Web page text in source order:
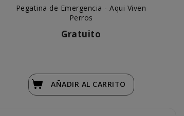
Pegatina de Emergencia - Aqui Viven
Perros
Gratuito
AÑADIR AL CARRITO